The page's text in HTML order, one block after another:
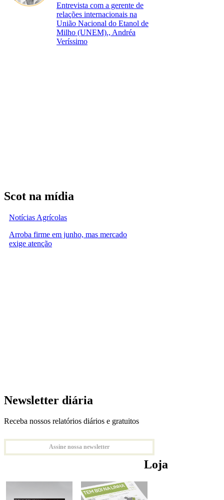
Entrevista com a gerente de
relações internacionais na
União Nacional do Etanol de
Milho (UNEM)., Andréa
Veríssimo
Scot na mídia
Notícias Agrícolas
Arroba firme em junho, mas mercado
exige atenção
Newsletter diária
Receba nossos relatórios diários e gratuitos
Assine nossa newsletter
Loja